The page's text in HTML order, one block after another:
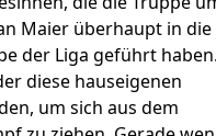
Maier überhaupt in die
der Liga geführt
diese hauseigenen
um sich aus dem